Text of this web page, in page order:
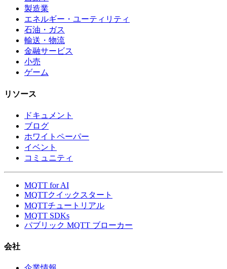
製造業
エネルギー・ユーティリティ
石油・ガス
輸送・物流
金融サービス
小売
ゲーム
リソース
ドキュメント
ブログ
ホワイトペーパー
イベント
コミュニティ
MQTT for AI
MQTTクイックスタート
MQTTチュートリアル
MQTT SDKs
パブリック MQTT ブローカー
会社